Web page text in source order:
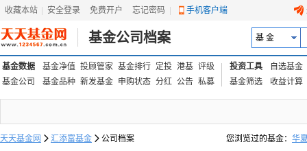
收藏本站 安全登录 免费开户 忘记密码 手机客户端
基金公司档案 基 金
基金数据 基金净值 投顾管家 基金排行 定投 港基 评级
基金公司
基金品种 新发基金 申购状态 分红 公告 私募
投资工具
自选基金
基金筛选
收益计算
天天基金网  汇添富基金  公司档案 您浏览过的基金： 华